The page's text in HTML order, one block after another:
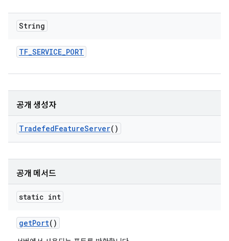
String
TF_SERVICE_PORT
공개 생성자
TradefedFeatureServer()
공개 메서드
static int
getPort()